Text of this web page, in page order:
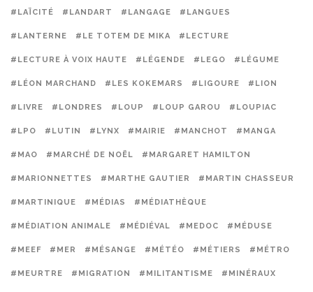
#LAÏCITÉ #LANDART #LANGAGE #LANGUES
#LANTERNE #LE TOTEM DE MIKA #LECTURE
#LECTURE À VOIX HAUTE #LÉGENDE #LEGO #LÉGUME
#LÉON MARCHAND #LES KOKEMARS #LIGOURE #LION
#LIVRE #LONDRES #LOUP #LOUP GAROU #LOUPIAC
#LPO #LUTIN #LYNX #MAIRIE #MANCHOT #MANGA
#MAO #MARCHÉ DE NOËL #MARGARET HAMILTON
#MARIONNETTES #MARTHE GAUTIER #MARTIN CHASSEUR
#MARTINIQUE #MÉDIAS #MÉDIATHÈQUE
#MÉDIATION ANIMALE #MÉDIÉVAL #MEDOC #MÉDUSE
#MEEF #MER #MÉSANGE #MÉTÉO #MÉTIERS #MÉTRO
#MEURTRE #MIGRATION #MILITANTISME #MINÉRAUX